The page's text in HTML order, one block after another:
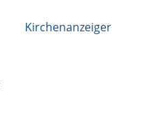
Kirchenanzeiger